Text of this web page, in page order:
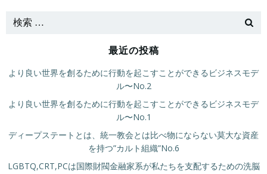
稿
ビ
ゲ
ー
シ
稿
ビ
ゲ
ー
シ
ジ ジ ジ
稿
ビ
ゲ
ー
シ
最近の投稿
より良い世界を創るために行動を起こすことができるビジネスモデ
ル〜No.2
より良い世界を創るために行動を起こすことができるビジネスモデ
ル〜No.1
ディープステートとは、統一教会とは比べ物にならない莫大な資産
を持つ”カルト組織”No.6
LGBTQ,CRT,PCは国際財閥金融家系が私たちを支配するための洗脳